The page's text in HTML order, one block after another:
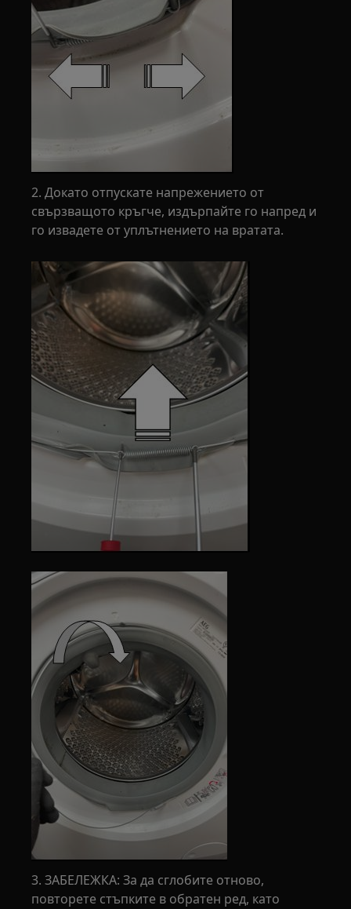
2. Докато отпускате напрежението от
свързващото кръгче, издърпайте го напред и
го извадете от уплътнението на вратата.
3. ЗАБЕЛЕЖКА: За да сглобите отново,
повторете стъпките в обратен ред, като